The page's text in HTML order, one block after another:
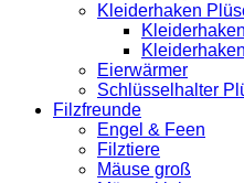
Kleiderhaken
Eierwärmer
Schlüsselhalter
Filzfreunde
Engel & Feen
Filztiere
Mäuse groß